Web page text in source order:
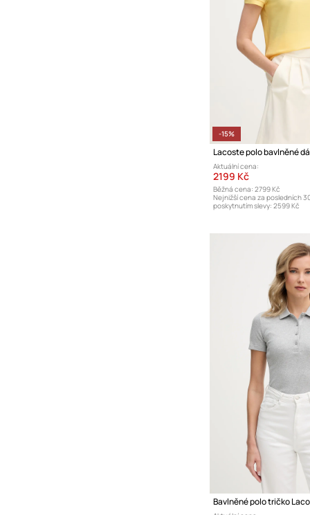
-15%
Lacoste polo bavlněné
Aktuální cena:
2199 Kč
Běžná cena: 2799 Kč
Nejnižší cena za posledních
poskytnutím slevy: 2599 Kč
Bavlněné polo tričko